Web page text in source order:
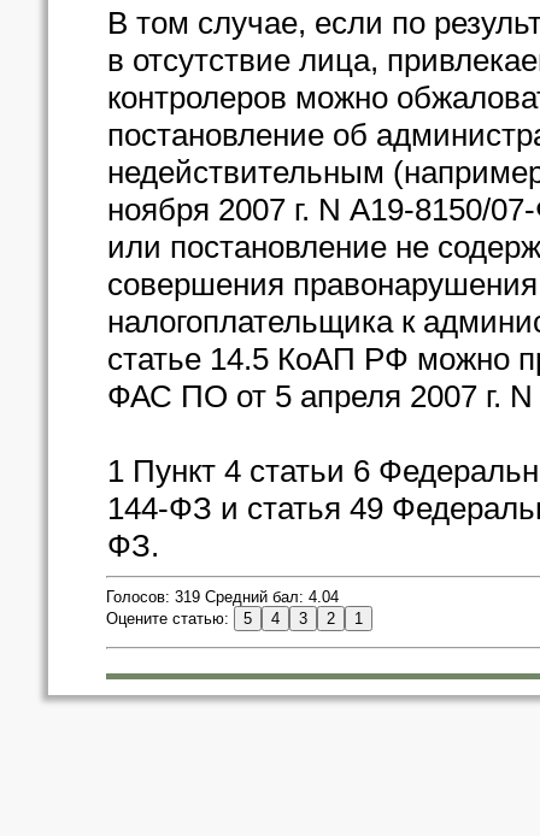
В том случае, если по
в отсутствие лица,
контролеров можно
постановление об
недействительным
ноября 2007 г. N А19-8150/
или постановление не
совершения
налогоплательщика к
статье 14.5 КоАП РФ можно
ФАС ПО от 5 апреля 2007 г.
1 Пункт 4 статьи 6
144-ФЗ и статья 49
ФЗ.
Голосов: 319 Средний бал: 4.04
Оцените статью: